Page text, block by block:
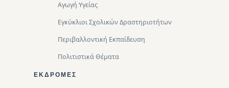
Αγωγή Υγείας
Εγκύκλιοι Σχολικών Δραστηριοτήτων
Περιβαλλοντική Eκπαίδευση
Πολιτιστικά Θέματα
ΕΚΔΡΟΜΈΣ